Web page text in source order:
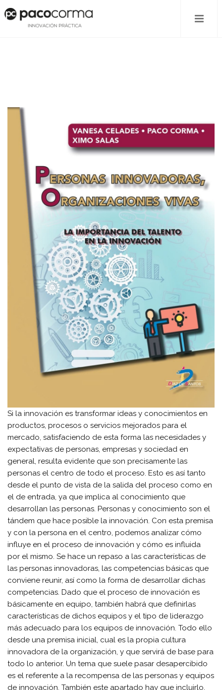
Si la innovación es transformar ideas y conocimientos en
productos, procesos o servicios mejorados para el
mercado, satisfaciendo de esta forma las necesidades y
expectativas de personas, empresas y sociedad en
general, resulta evidente que son precisamente las
personas el centro de todo el proceso. Esto es así tanto
desde el punto de vista de la salida del proceso como en
el de entrada, ya que implica al conocimiento que
desarrollan las personas. Personas y conocimiento son el
tándem que hace posible la innovación. Con esta premisa
y con la persona en el centro, podemos analizar cómo
influye en el proceso de innovación y cómo es influida
por el mismo. Se hace un repaso a las características de
las personas innovadoras, las competencias básicas que
conviene reunir, así como la forma de desarrollar dichas
competencias. Dado que el proceso de innovación es
básicamente en equipo, también habrá que definirlas
características de dichos equipos y el tipo de liderazgo
más adecuado para los equipos de innovación. Todo ello
desde una premisa inicial, cual es la propia cultura
innovadora de la organización, y que servirá de base para
todo lo anterior. Un tema que suele pasar desapercibido
es el referente a la recompensa de las personas y equipos
de innovación. También este apartado hay que incluirlo,